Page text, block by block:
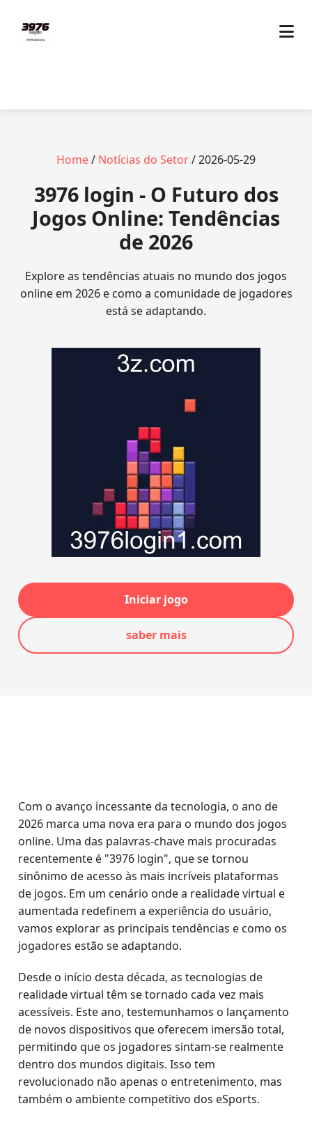
Home/ Notícias do Setor/ 2026-05-29
3976 login - O Futuro dos
Jogos Online: Tendências
de 2026
Explore as tendências atuais no mundo dos jogos
online em 2026 e como a comunidade de jogadores
está se adaptando.
Iniciar jogo
saber mais
Com o avanço incessante da tecnologia, o ano de
2026 marca uma nova era para o mundo dos jogos
online. Uma das palavras-chave mais procuradas
recentemente é "3976 login", que se tornou
sinônimo de acesso às mais incríveis plataformas
de jogos. Em um cenário onde a realidade virtual e
aumentada redefinem a experiência do usuário,
vamos explorar as principais tendências e como os
jogadores estão se adaptando.
Desde o início desta década, as tecnologias de
realidade virtual têm se tornado cada vez mais
acessíveis. Este ano, testemunhamos o lançamento
de novos dispositivos que oferecem imersão total,
permitindo que os jogadores sintam-se realmente
dentro dos mundos digitais. Isso tem
revolucionado não apenas o entretenimento, mas
também o ambiente competitivo dos eSports.